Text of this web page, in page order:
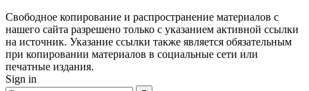
Свободное копирование и распространение материалов с
нашего сайта разрешено только с указанием активной ссылки
на источник. Указание ссылки также является обязательным
при копировании материалов в социальные сети или
печатные издания.
Sign in